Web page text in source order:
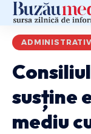
ADMINISTRATIV
susține
mediu